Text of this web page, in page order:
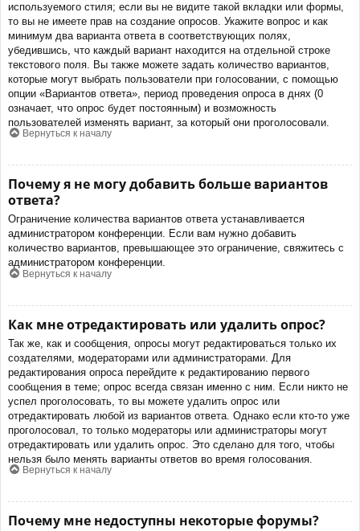
используемого стиля; если вы не видите такой вкладки или формы,
то вы не имеете прав на создание опросов. Укажите вопрос и как
минимум два варианта ответа в соответствующих полях,
убедившись, что каждый вариант находится на отдельной строке
текстового поля. Вы также можете задать количество вариантов,
которые могут выбрать пользователи при голосовании, с помощью
опции «Вариантов ответа», период проведения опроса в днях (0
означает, что опрос будет постоянным) и возможность
пользователей изменять вариант, за который они проголосовали.
Вернуться к началу
Почему я не могу добавить больше вариантов
ответа?
Ограничение количества вариантов ответа устанавливается
администратором конференции. Если вам нужно добавить
количество вариантов, превышающее это ограничение, свяжитесь с
администратором конференции.
Вернуться к началу
Как мне отредактировать или удалить опрос?
Так же, как и сообщения, опросы могут редактироваться только их
создателями, модераторами или администраторами. Для
редактирования опроса перейдите к редактированию первого
сообщения в теме; опрос всегда связан именно с ним. Если никто не
успел проголосовать, то вы можете удалить опрос или
отредактировать любой из вариантов ответа. Однако если кто-то уже
проголосовал, то только модераторы или администраторы могут
отредактировать или удалить опрос. Это сделано для того, чтобы
нельзя было менять варианты ответов во время голосования.
Вернуться к началу
Почему мне недоступны некоторые форумы?